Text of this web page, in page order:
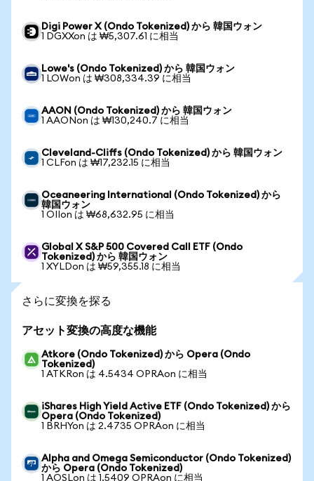
Digi Power X (Ondo Tokenized) から 韓国ウォン
1 DGXXon は ₩5,307.61 に相当
Lowe's (Ondo Tokenized) から 韓国ウォン
1 LOWon は ₩308,334.39 に相当
AAON (Ondo Tokenized) から 韓国ウォン
1 AAONon は ₩130,240.7 に相当
Cleveland-Cliffs (Ondo Tokenized) から 韓国ウォン
1 CLFon は ₩17,232.15 に相当
Oceaneering International (Ondo Tokenized) から
韓国ウォン
1 OIIon は ₩68,632.95 に相当
Global X S&P 500 Covered Call ETF (Ondo
Tokenized) から 韓国ウォン
1 XYLDon は ₩59,355.18 に相当
さらに変換を探る
アセット変換の高度な機能
Atkore (Ondo Tokenized) から Opera (Ondo
Tokenized)
1 ATKRon は 4.5434 OPRAon に相当
iShares High Yield Active ETF (Ondo Tokenized) から
Opera (Ondo Tokenized)
1 BRHYon は 2.4735 OPRAon に相当
Alpha and Omega Semiconductor (Ondo Tokenized)
から Opera (Ondo Tokenized)
1 AOSLon は 1.5409 OPRAon に相当